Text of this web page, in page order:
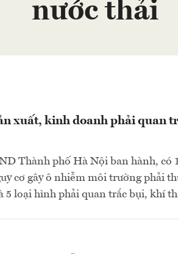
nước thải
xuất, kinh doanh phải quan
Thành phố Hà Nội ban hành, có
cơ gây ô nhiễm môi trường phải
5 loại hình phải quan trắc bụi, khí